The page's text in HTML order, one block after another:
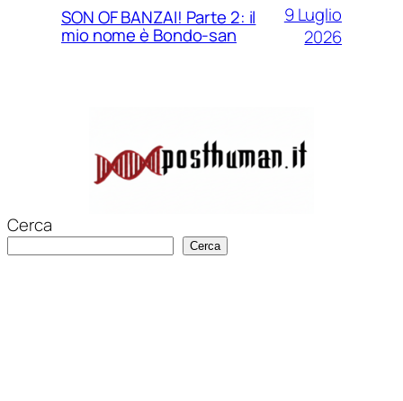
SON OF BANZAI! Parte 2: il
mio nome è Bondo-san
9 Luglio
2026
Cerca
Cerca